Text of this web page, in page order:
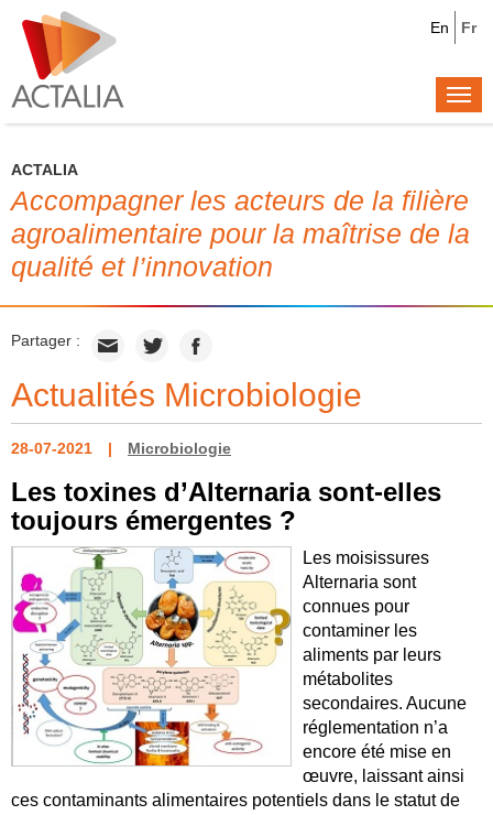
Fr
En
ACTALIA
Accompagner les acteurs de la filière
agroalimentaire pour la maîtrise de la
qualité et l’innovation
Partager :
Actualités Microbiologie
28-07-2021 Microbiologie
Les toxines d’Alternaria sont-elles
toujours émergentes ?
Les moisissures
Alternaria sont
connues pour
contaminer les
aliments par leurs
métabolites
secondaires. Aucune
réglementation n’a
encore été mise en
œuvre, laissant ainsi
ces contaminants alimentaires potentiels dans le statut de